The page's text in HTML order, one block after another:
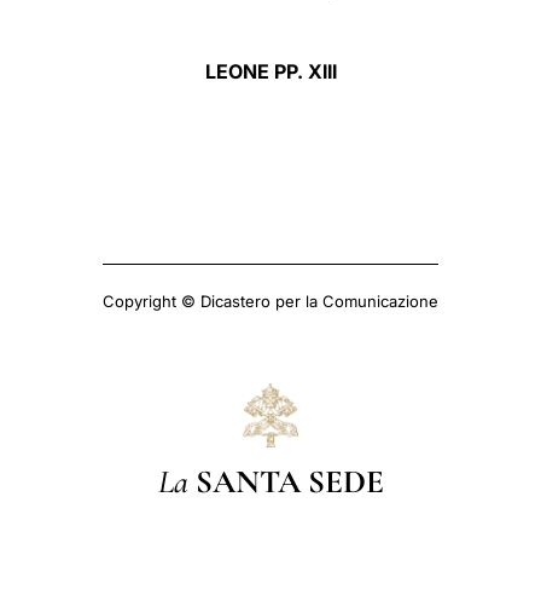
LEONE PP. XIII
Copyright © Dicastero per la Comunicazione
La SANTA SEDE